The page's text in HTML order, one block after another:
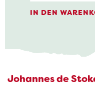
Trots op de
Stoker
Menge
IN DEN
Johannes de